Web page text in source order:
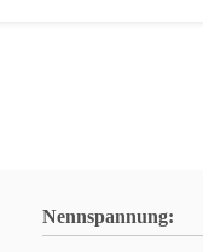
Nennspannung: